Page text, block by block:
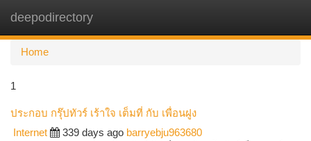
deepodirectory
Home
1
ประกอบ กรุ๊ปทัวร์ เร้าใจ เต็มที่ กับ เพื่อนฝูง
Internet 339 days ago barryebju963680